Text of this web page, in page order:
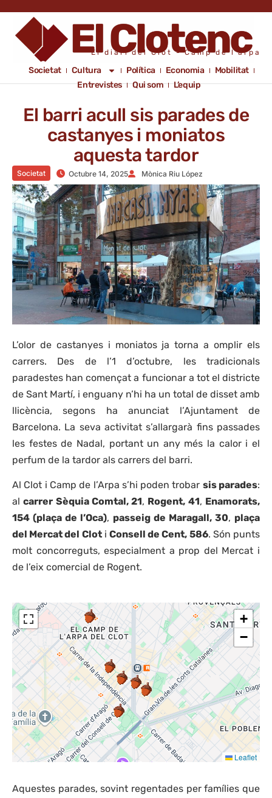
El diari del Clot - Camp de l'arpa
Societat Cultura Política Economia
Mobilitat
Entrevistes
Qui som L’equip
El barri acull sis parades de
castanyes i moniatos
aquesta tardor
Societat Octubre 14, 2025 Mònica Riu López
L’olor de castanyes i moniatos ja torna a omplir els
carrers. Des de l’1 d’octubre, les tradicionals
paradestes han començat a funcionar a tot el districte
de Sant Martí, i enguany n’hi ha un total de disset amb
llicència, segons ha anunciat l’Ajuntament de
Barcelona. La seva activitat s’allargarà fins passades
les festes de Nadal, portant un any més la calor i el
perfum de la tardor als carrers del barri.
Al Clot i Camp de l’Arpa s’hi poden trobar sis parades:
alcarrer Sèquia Comtal, 21, Rogent, 41, Enamorats,
154 (plaça de l’Oca), passeig de Maragall, 30, plaça
del Mercat del ClotiConsell de Cent, 586. Són punts
molt concorreguts, especialment a prop del Mercat i
de l’eix comercial de Rogent.
+
−
Leaflet
Aquestes parades, sovint regentades per famílies que